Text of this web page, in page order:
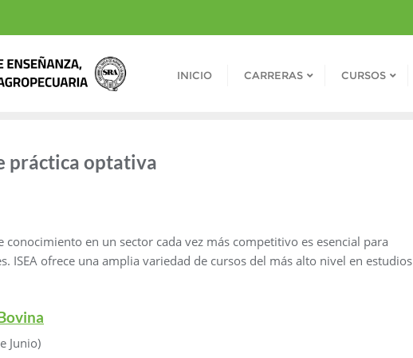
INICIO CARRERAS CURSOS
práctica optativa
conocimiento en un sector cada vez más competitivo es esencial para
ISEA ofrece una amplia variedad de cursos del más alto nivel en estudios
Junio)